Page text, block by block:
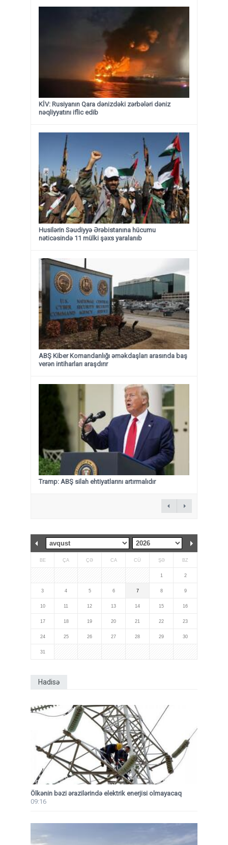
KİV: Rusiyanın Qara dənizdəki zərbələri dəniz
nəqliyyatını iflic edib
Husilərin Səudiyyə Ərəbistanına hücumu
nəticəsində 11 mülki şəxs yaralanıb
ABŞ Kiber Komandanlığı əməkdaşları arasında baş
verən intiharları araşdırır
Tramp: ABŞ silah ehtiyatlarını artırmalıdır
BE ÇA ÇƏ CA CÜ ŞƏ BZ
1 2
3 4 5 6 7 8 9
10 11 12 13 14 15 16
17 18 19 20 21 22 23
24 25 26 27 28 29 30
31
Hadisə
Ölkənin bəzi ərazilərində elektrik enerjisi olmayacaq
09:16